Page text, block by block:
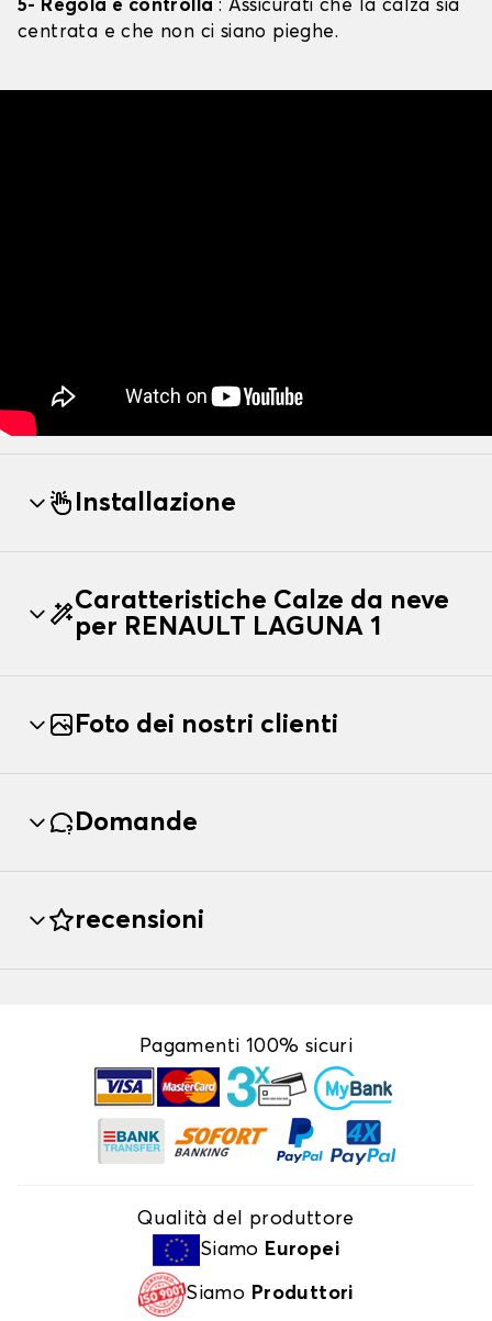
5- Regola e controlla : Assicurati che la calza sia
centrata e che non ci siano pieghe.
Installazione
Caratteristiche Calze da neve
per RENAULT LAGUNA 1
Foto dei nostri clienti
Domande
recensioni
Pagamenti 100% sicuri
Qualità del produttore
Siamo Europei
Siamo Produttori